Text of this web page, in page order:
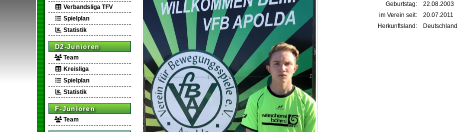
Verbandsliga TFV
Spielplan
Statistik
D2-Junioren
Team
Kreisliga
Spielplan
Statistik
F-Junioren
Team
Geburtstag:
22.08.2003
im Verein seit:
20.07.2011
Herkunftsland:
Deutschland